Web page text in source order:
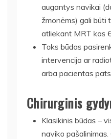
augantys navikai
žmonėms) gali būti
atliekant MRT kas
Toks būdas
intervencija ar
arba pacientas
Chirurginis
Klasikinis būdas –
naviko